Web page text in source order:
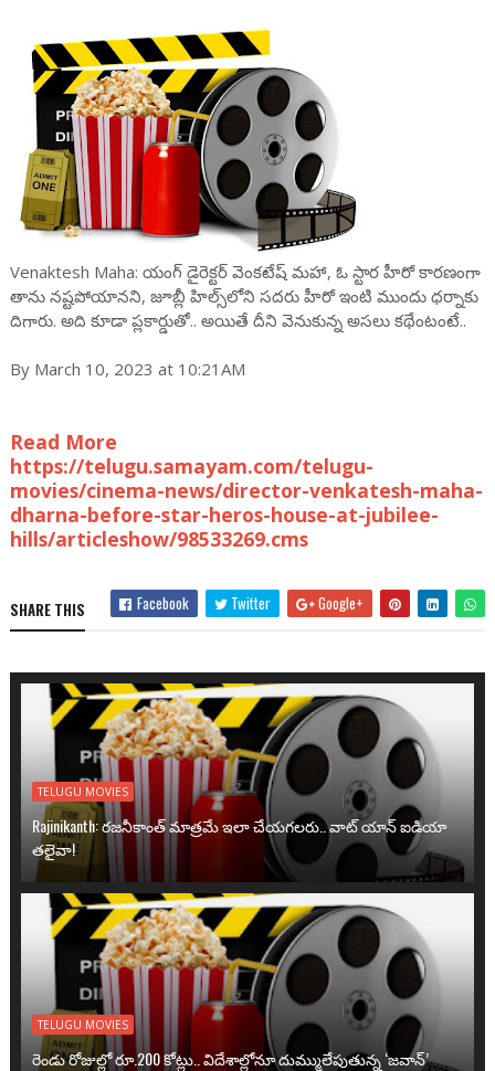
Venaktesh Maha: యంగ్ డైరెక్ట‌ర్ వెంక‌టేష్ మ‌హా, ఓ స్టార హీరో కార‌ణంగా
తాను న‌ష్ట‌పోయానని, జూబ్లీ హిల్స్‌లోని స‌ద‌రు హీరో ఇంటి ముందు ధ‌ర్నాకు
దిగారు. అది కూడా ప్లకార్డుతో.. అయితే దీని వెనుకున్న అస‌లు క‌థేంటంటే..
By March 10, 2023 at 10:21AM
Read More
https://telugu.samayam.com/telugu-
movies/cinema-news/director-venkatesh-maha-
dharna-before-star-heros-house-at-jubilee-
hills/articleshow/98533269.cms
SHARE THIS Facebook Twitter Google+
TELUGU MOVIES
Rajinikanth: రజనీకాంత్ మాత్రమే ఇలా చేయగలరు.. వాట్ యాన్ ఐడియా
తలైవా!
TELUGU MOVIES
రెండు రోజుల్లో రూ.200 కోట్లు.. విదేశాల్లోనూ దుమ్ములేపుతున్న ‘జవాన్’